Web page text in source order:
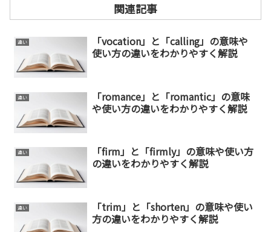
関連記事
違い
「vocation」と「calling」の意味や
使い方の違いをわかりやすく解説
違い
「romance」と「romantic」の意味
や使い方の違いをわかりやすく解説
違い
「firm」と「firmly」の意味や使い方
の違いをわかりやすく解説
違い
「trim」と「shorten」の意味や使い
方の違いをわかりやすく解説